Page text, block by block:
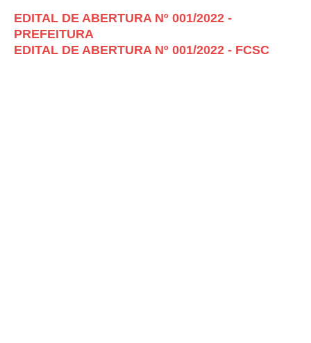
EDITAL DE ABERTURA Nº 001/2022 -
PREFEITURA
EDITAL DE ABERTURA Nº 001/2022 - FCSC